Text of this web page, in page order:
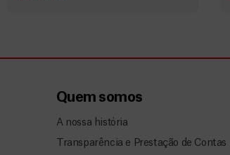
Quem somos
A nossa história
Transparência e Prestação de Contas